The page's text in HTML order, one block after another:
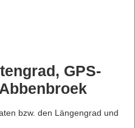
GPS-
bzw. den Längengrad und